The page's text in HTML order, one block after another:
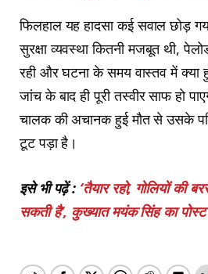
फिलहाल यह हादसा कई सवाल छोड़
सुरक्षा व्यवस्था कितनी मजबूत थी,
रही और घटना के समय वास्तव में
जांच के बाद ही पूरी तस्वीर साफ हो
चालक की अचानक हुई मौत से उसके
टूट पड़ा है।
इसे भी पढ़ें : ‘तैयार रहो, गोलियों की
सकती है’, कुख्यात मयंक सिंह का